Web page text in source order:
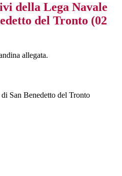
della Lega Navale
del Tronto (02
allegata.
San Benedetto del Tronto